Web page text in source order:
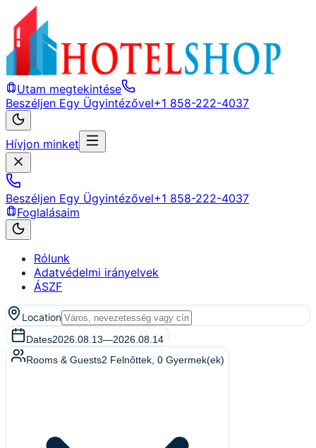
Utam megtekintése
Beszéljen Egy Ügyintézővel+1 858-222-4037
Hívjon minket
Beszéljen Egy Ügyintézővel+1 858-222-4037
Foglalásaim
Rólunk
Adatvédelmi irányelvek
ÁSZF
Location
Dates2026.08.13—2026.08.14
Rooms & Guests2 Felnőttek 0 Gyermek(ek)